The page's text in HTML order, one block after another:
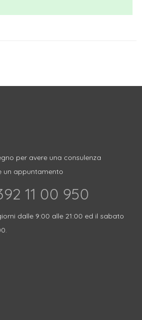
per avere una consulenza
un appuntamento
11 00 950‬
dalle 9:00 alle 21:00 ed il sabato